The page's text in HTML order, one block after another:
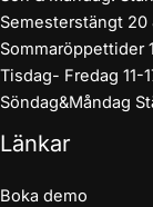
Semesterstängt
Sommaröppettider
Tisdag- Fredag 11-
Söndag&Måndag
Länkar
Boka demo